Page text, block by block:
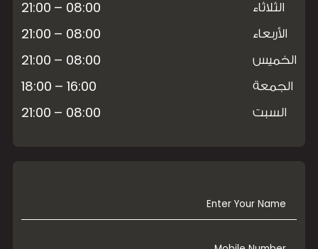
الثلاثاء
الأربعاء
الخميس
الجمعة
السبت
08:00 – 21:00
08:00 – 21:00
08:00 – 21:00
16:00 – 18:00
08:00 – 21:00